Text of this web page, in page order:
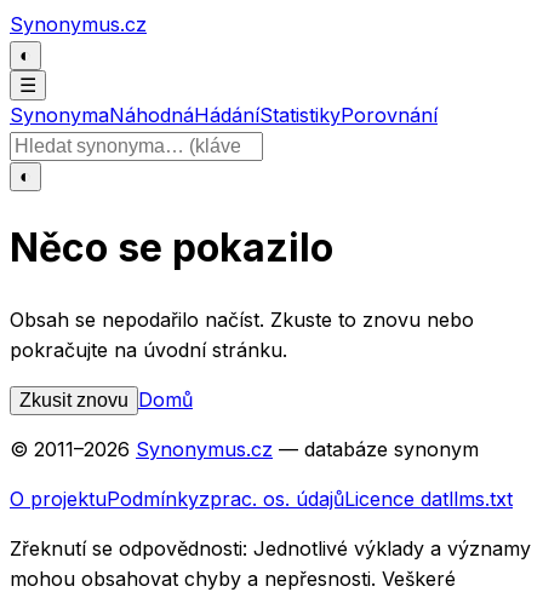
Přeskočit na obsah
Synonymus.cz
◐
☰
SynonymaNáhodnáHádáníStatistikyPorovnání
Hledat slovo
◐
Něco se pokazilo
Obsah se nepodařilo načíst. Zkuste to znovu nebo
pokračujte na úvodní stránku.
Zkusit znovu Domů
© 2011–2026 Synonymus.cz — databáze synonym
O projektuPodmínkyzprac. os. údajůLicence datllms.txt
Zřeknutí se odpovědnosti: Jednotlivé výklady a významy
mohou obsahovat chyby a nepřesnosti. Veškeré